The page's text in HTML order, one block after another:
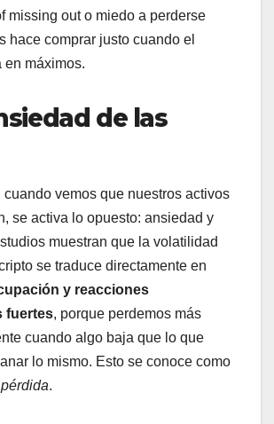
missing out o miedo a perderse
hace comprar justo cuando el
en máximos.
de las
cuando vemos que nuestros activos
se activa lo opuesto: ansiedad y
muestran que la volatilidad
se traduce directamente en
y reacciones
fuertes, porque perdemos más
cuando algo baja que lo que
lo mismo. Esto se conoce como
.